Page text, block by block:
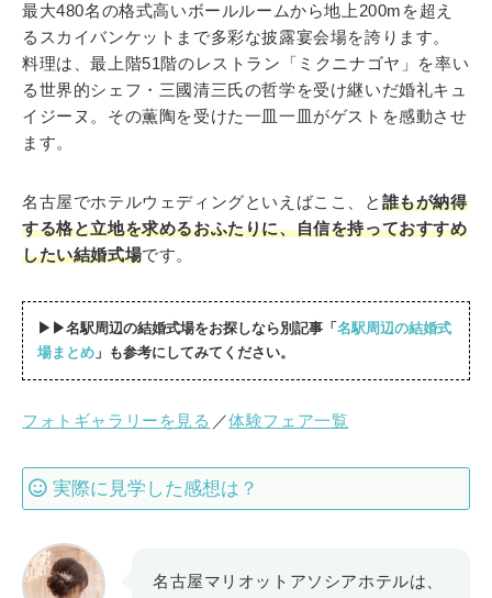
最大480名の格式高いボールルームから地上200mを超え
るスカイバンケットまで多彩な披露宴会場を誇ります。
料理は、最上階51階のレストラン「ミクニナゴヤ」を率い
る世界的シェフ・三國清三氏の哲学を受け継いだ婚礼キュ
イジーヌ。その薫陶を受けた一皿一皿がゲストを感動させ
ます。
名古屋でホテルウェディングといえばここ、と 誰もが納得
する格と立地を求めるおふたりに、自信を持っておすすめ
したい結婚式場です。
▶▶名駅周辺の結婚式場をお探しなら別記事「 名駅周辺の結婚式
場まとめ 」も参考にしてみてください。
フォトギャラリーを見る ／体験フェア一覧
実際に見学した感想は？
名古屋マリオットアソシアホテルは、